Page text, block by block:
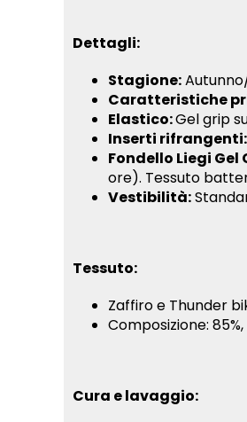
Dettagli:
Stagione:
Caratteristiche
Elastico:Gel grip
Inserti rifrangenti:
Fondello Liegi Gel
ore). Tessuto
Vestibilità:
Tessuto:
Zaffiro e Thunder
Composizione:
Cura e lavaggio: